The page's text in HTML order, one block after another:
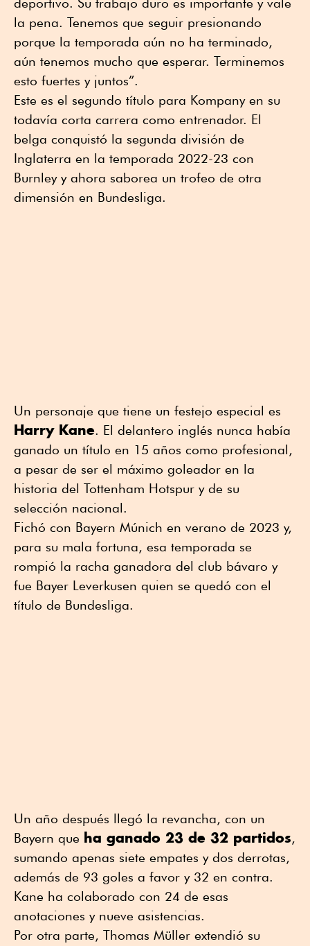
la pena. Tenemos que seguir presionando
porque la temporada aún no ha terminado,
aún tenemos mucho que esperar. Terminemos
esto fuertes y juntos”.
Este es el segundo título para Kompany en su
todavía corta carrera como entrenador. El
belga conquistó la segunda división de
Inglaterra en la temporada 2022-23 con
Burnley y ahora saborea un trofeo de otra
dimensión en Bundesliga.
Un personaje que tiene un festejo especial es
Harry Kane. El delantero inglés nunca había
ganado un título en 15 años como profesional,
a pesar de ser el máximo goleador en la
historia del Tottenham Hotspur y de su
selección nacional.
Fichó con Bayern Múnich en verano de 2023 y,
para su mala fortuna, esa temporada se
rompió la racha ganadora del club bávaro y
fue Bayer Leverkusen quien se quedó con el
título de Bundesliga.
Un año después llegó la revancha, con un
Bayern que ha ganado 23 de 32 partidos,
sumando apenas siete empates y dos derrotas,
además de 93 goles a favor y 32 en contra.
Kane ha colaborado con 24 de esas
anotaciones y nueve asistencias.
Por otra parte, Thomas Müller extendió su